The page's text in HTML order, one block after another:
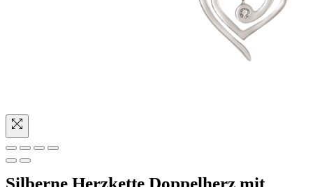
Silberne Herzkette Doppelherz mit